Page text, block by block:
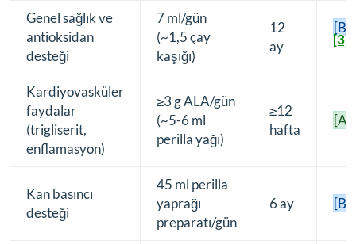
Genel sağlık ve
antioksidan
desteği
7 ml/gün
(~1,5 çay
kaşığı)
12
ay
[B]
[3]
Kardiyovasküler
faydalar
(trigliserit,
enflamasyon)
≥3 g ALA/gün
(~5-6 ml
perilla yağı)
≥12
hafta
[A]
Kan basıncı
desteği
45 ml perilla
yaprağı
preparatı/gün
6 ay [B]